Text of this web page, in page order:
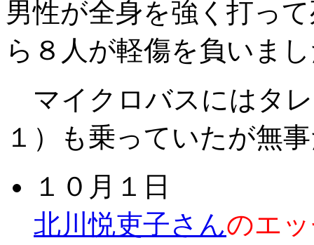
男性が全身を強く打っ
ら８人が軽傷を負いま
マイクロバスにはタ
１）も乗っていたが無
１０月１日
北川悦吏子さんのエ